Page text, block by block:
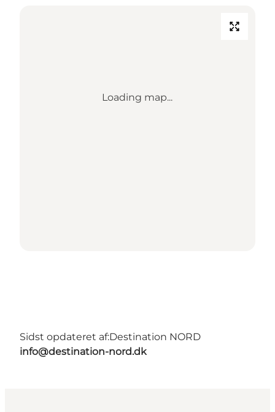
Loading map...
Sidst opdateret af:Destination NORD
info@destination-nord.dk